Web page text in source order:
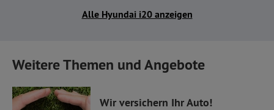
Alle Hyundai i20 anzeigen
Weitere Themen und Angebote
Wir versichern Ihr Auto!